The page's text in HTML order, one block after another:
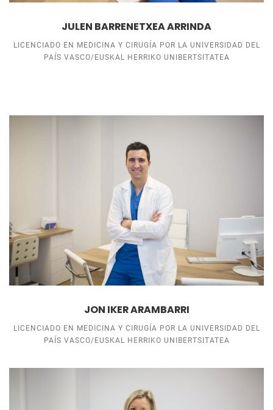
JULEN BARRENETXEA ARRINDA
LICENCIADO EN MEDICINA Y CIRUGÍA POR LA UNIVERSIDAD DEL
PAÍS VASCO/EUSKAL HERRIKO UNIBERTSITATEA
JON IKER ARAMBARRI
LICENCIADO EN MEDICINA Y CIRUGÍA POR LA UNIVERSIDAD DEL
PAÍS VASCO/EUSKAL HERRIKO UNIBERTSITATEA